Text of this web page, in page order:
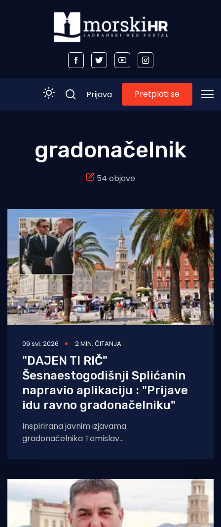
Morski plus
Otoci
Turizam i nautika
Pomorstvo
Ribolov
Ekologija
Tradicija i kultura
Prijava Pretplati se
gradonačelnik
54 objave
09 svi. 2026 2 MIN. ČITANJA
"DAJEN TI RIČ"
Šesnaestogodišnji Splićanin
napravio aplikaciju : "Prijave
idu ravno gradonačelniku"
Inspirirana javnim izjavama
gradonačelnika Tomislav
viralna. Riječ je o digitalnom alatu